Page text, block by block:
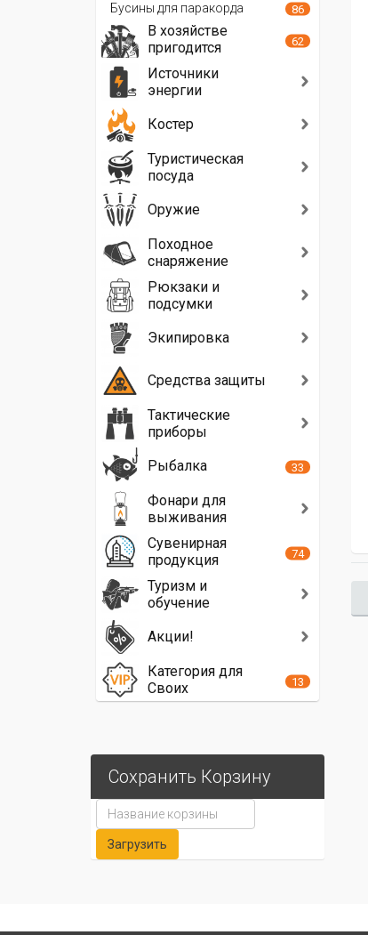
Бусины для паракорда 86
В хозяйстве
пригодится
62
Источники
энергии
Костер
Туристическая
посуда
Оружие
Походное
снаряжение
Рюкзаки и
подсумки
Экипировка
Средства защиты
Тактические
приборы
Рыбалка
33
Фонари для
выживания
Сувенирная
продукция
74
Туризм и
обучение
Акции!
Категория для
Своих
13
Сохранить Корзину